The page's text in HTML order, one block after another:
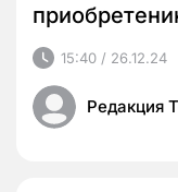
15:40 / 26.12.24
Редакция